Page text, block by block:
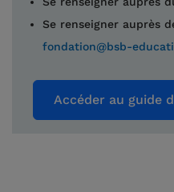
Se renseigner auprès
fondation@bsb-
Accéder au guide